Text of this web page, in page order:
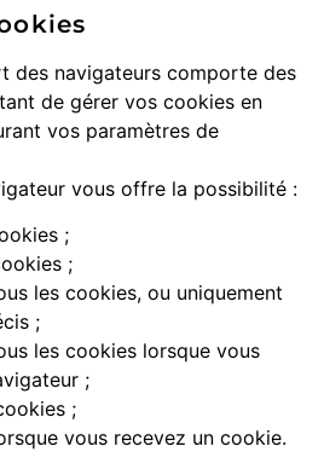
des navigateurs comporte des
de gérer vos cookies en
vos paramètres de
vous offre la possibilité :
;
;
les cookies, ou uniquement
;
les cookies lorsque vous
;
;
vous recevez un cookie.